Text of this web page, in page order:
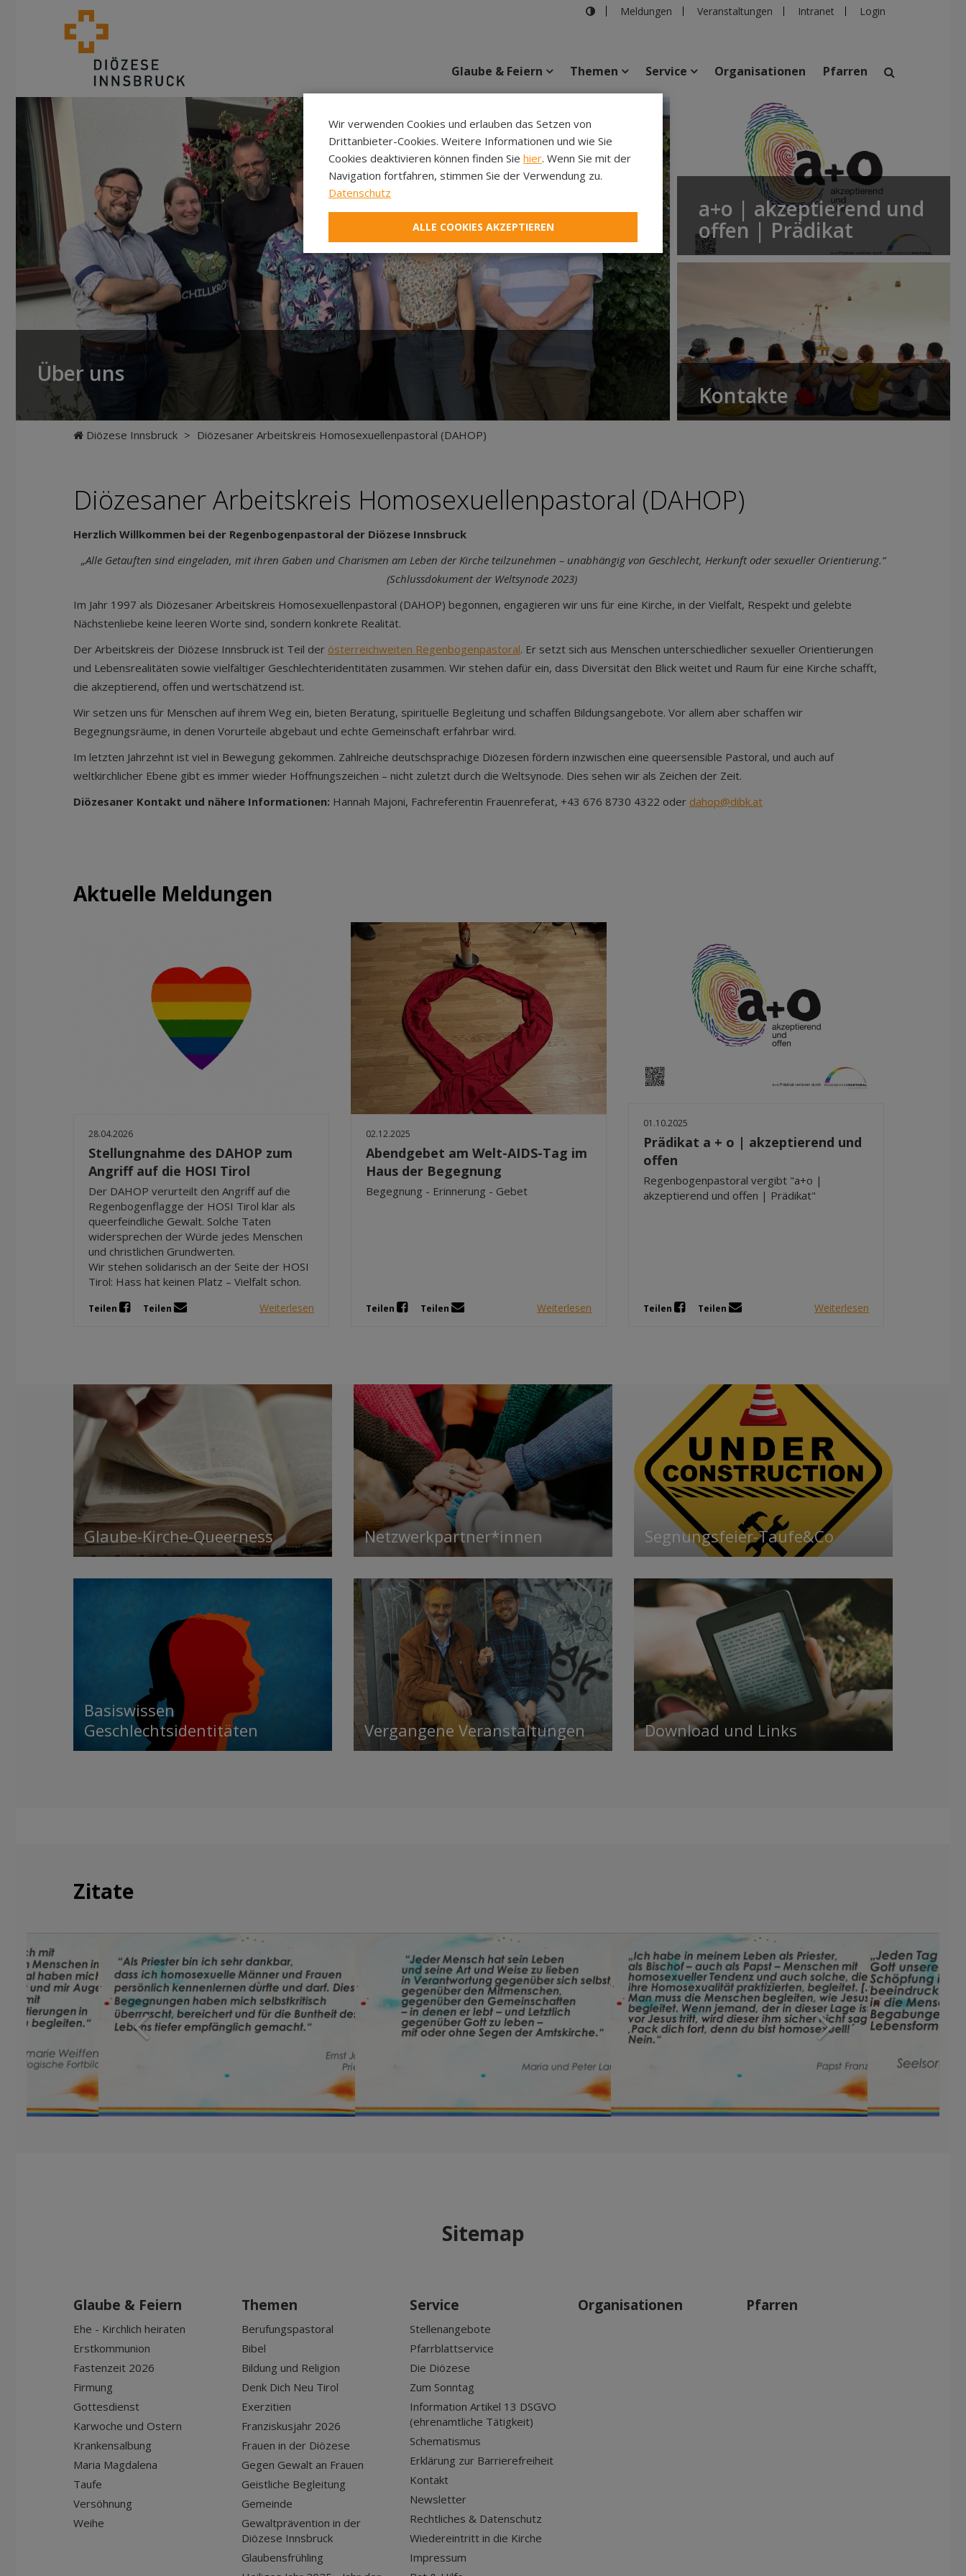
Meldungen Veranstaltungen Intranet Login
Veranstaltungen Personen Pfarren Einrichtungen
Glaube & Feiern Themen Service Organisationen Pfarren
Über uns
a+o | akzeptierend und
offen | Prädikat
Kontakte
Diözese Innsbruck > Diözesaner Arbeitskreis Homosexuellenpastoral (DAHOP)
Diözesaner Arbeitskreis Homosexuellenpastoral (DAHOP)
Herzlich Willkommen bei der Regenbogenpastoral der Diözese Innsbruck
„Alle Getauften sind eingeladen, mit ihren Gaben und Charismen am Leben der Kirche teilzunehmen – unabhängig von Geschlecht, Herkunft oder sexueller Orientierung.“
(Schlussdokument der Weltsynode 2023)
Im Jahr 1997 als Diözesaner Arbeitskreis Homosexuellenpastoral (DAHOP) begonnen, engagieren wir uns für eine Kirche, in der Vielfalt, Respekt und gelebte
Nächstenliebe keine leeren Worte sind, sondern konkrete Realität.
Der Arbeitskreis der Diözese Innsbruck ist Teil der österreichweiten Regenbogenpastoral. Er setzt sich aus Menschen unterschiedlicher sexueller Orientierungen
und Lebensrealitäten sowie vielfältiger Geschlechteridentitäten zusammen. Wir stehen dafür ein, dass Diversität den Blick weitet und Raum für eine Kirche schafft,
die akzeptierend, offen und wertschätzend ist.
Wir setzen uns für Menschen auf ihrem Weg ein, bieten Beratung, spirituelle Begleitung und schaffen Bildungsangebote. Vor allem aber schaffen wir
Begegnungsräume, in denen Vorurteile abgebaut und echte Gemeinschaft erfahrbar wird.
Im letzten Jahrzehnt ist viel in Bewegung gekommen. Zahlreiche deutschsprachige Diözesen fördern inzwischen eine queersensible Pastoral, und auch auf
weltkirchlicher Ebene gibt es immer wieder Hoffnungszeichen – nicht zuletzt durch die Weltsynode. Dies sehen wir als Zeichen der Zeit.
Diözesaner Kontakt und nähere Informationen: Hannah Majoni, Fachreferentin Frauenreferat, +43 676 8730 4322 oder dahop@dibk.at
Aktuelle Meldungen
28.04.2026
Stellungnahme des DAHOP zum
Angriff auf die HOSI Tirol
Der DAHOP verurteilt den Angriff auf die
Regenbogenflagge der HOSI Tirol klar als
queerfeindliche Gewalt. Solche Taten
widersprechen der Würde jedes Menschen
und christlichen Grundwerten.
Wir stehen solidarisch an der Seite der HOSI
Tirol: Hass hat keinen Platz – Vielfalt schon.
Teilen Teilen Weiterlesen
02.12.2025
Abendgebet am Welt-AIDS-Tag im
Haus der Begegnung
Begegnung - Erinnerung - Gebet
Teilen Teilen Weiterlesen
01.10.2025
Prädikat a + o | akzeptierend und
offen
Regenbogenpastoral vergibt "a+o |
akzeptierend und offen | Prädikat"
Teilen Teilen Weiterlesen
Glaube-Kirche-Queerness Netzwerkpartner*innen Segnungsfeier-Taufe&Co
Basiswissen
Geschlechtsidentitäten
Vergangene Veranstaltungen Download und Links
Zitate
Sitemap
Glaube & Feiern
Ehe - Kirchlich heiraten
Erstkommunion
Fastenzeit 2026
Firmung
Gottesdienst
Karwoche und Ostern
Krankensalbung
Maria Magdalena
Taufe
Versöhnung
Weihe
Themen
Berufungspastoral
Bibel
Bildung und Religion
Denk Dich Neu Tirol
Exerzitien
Franziskusjahr 2026
Frauen in der Diözese
Gegen Gewalt an Frauen
Geistliche Begleitung
Gemeinde
Gewaltprävention in der
Diözese Innsbruck
Glaubensfrühling
Service
Stellenangebote
Pfarrblattservice
Die Diözese
Zum Sonntag
Information Artikel 13 DSGVO
(ehrenamtliche Tätigkeit)
Schematismus
Erklärung zur Barrierefreiheit
Kontakt
Newsletter
Rechtliches & Datenschutz
Wiedereintritt in die Kirche
Impressum
Organisationen Pfarren
Wir verwenden Cookies und erlauben das Setzen von
Drittanbieter-Cookies. Weitere Informationen und wie Sie
Cookies deaktivieren können finden Sie hier. Wenn Sie mit der
Navigation fortfahren, stimmen Sie der Verwendung zu.
Datenschutz
ALLE COOKIES AKZEPTIEREN